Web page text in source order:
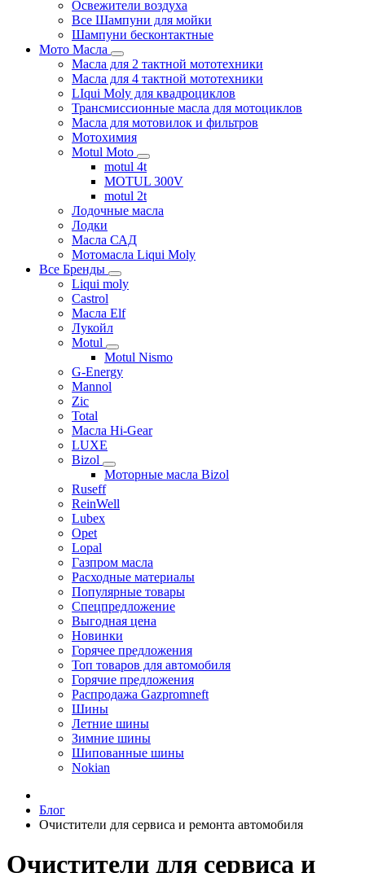
Освежители воздуха
Все Шампуни для мойки
Шампуни бесконтактные
Мото Масла
Масла для 2 тактной мототехники
Масла для 4 тактной мототехники
LIqui Moly для квадроциклов
Трансмиссионные масла для мотоциклов
Масла для мотовилок и фильтров
Мотохимия
Motul Moto
motul 4t
MOTUL 300V
motul 2t
Лодочные масла
Лодки
Масла САД
Мотомасла Liqui Moly
Все Бренды
Liqui moly
Castrol
Масла Elf
Лукойл
Motul
Motul Nismo
G-Energy
Mannol
Zic
Total
Масла Hi-Gear
LUXE
Bizol
Моторные масла Bizol
Ruseff
ReinWell
Lubex
Opet
Lopal
Газпром масла
Расходные материалы
Популярные товары
Спецпредложение
Выгодная цена
Новинки
Горячее предложения
Топ товаров для автомобиля
Горячие предложения
Распродажа Gazpromneft
Шины
Летние шины
Зимние шины
Шипованные шины
Nokian
Блог
Очистители для сервиса и ремонта автомобиля
Очистители для сервиса и